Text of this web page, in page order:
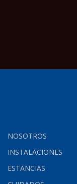
NOSOTROS
INSTALACIONES
ESTANCIAS